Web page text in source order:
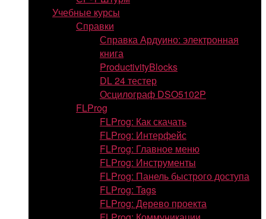
Учебные курсы
Справки
Справка Ардуино: электронная
книга
ProductivityBlocks
DL 24 тестер
Осцилограф DSO5102P
FLProg
FLProg: Как скачать
FLProg: Интерфейс
FLProg: Главное меню
FLProg: Инструменты
FLProg: Панель быстрого доступа
FLProg: Tags
FLProg: Дерево проекта